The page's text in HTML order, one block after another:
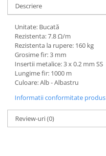
Descriere
Unitate: Bucată
Rezistenta: 7.8 Ω/m
Rezistenta la rupere: 160 kg
Grosime fir: 3 mm
Insertii metalice: 3 x 0.2 mm SS
Lungime fir: 1000 m
Culoare: Alb - Albastru
Informatii conformitate produs
Review-uri(0)